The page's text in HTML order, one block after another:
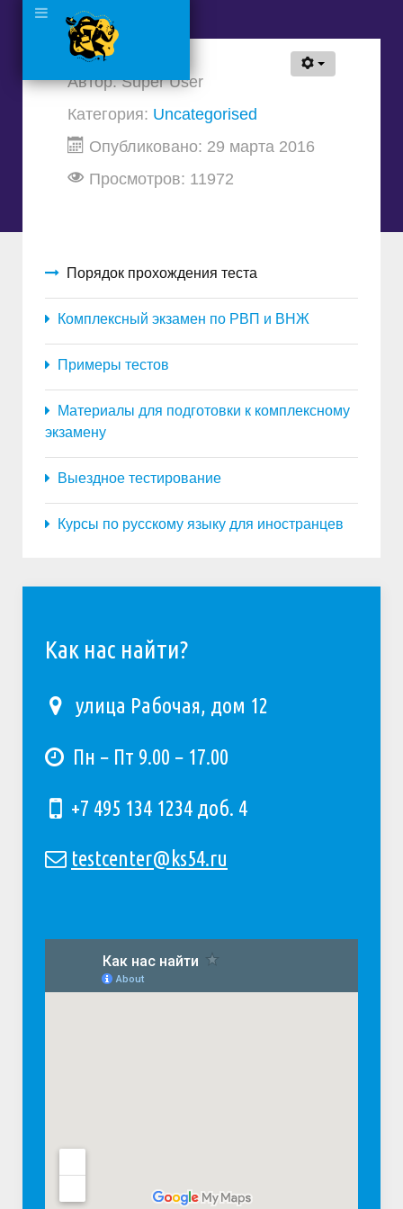
Автор:Super User
Категория: Uncategorised
Опубликовано: 29 марта 2016
Просмотров: 11972
Порядок прохождения теста
Комплексный экзамен по РВП и ВНЖ
Примеры тестов
Материалы для подготовки к комплексному
экзамену
Выездное тестирование
Курсы по русскому языку для иностранцев
Как нас найти?
улица Рабочая, дом 12
Пн − Пт 9.00 − 17.00
+7 495 134 1234 доб. 4
testcenter@ks54.ru